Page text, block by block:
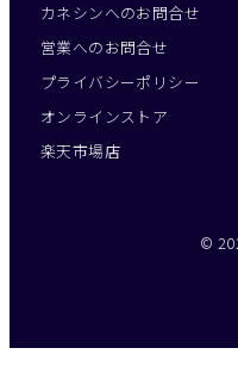
カネシンへのお問合せ
営業へのお問合せ
プライバシーポリシー
オンラインストア
楽天市場店
©